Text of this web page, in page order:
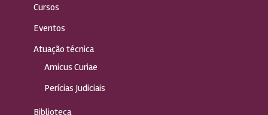
Cursos
Eventos
Atuação técnica
Amicus Curiae
Perícias Judiciais
Biblioteca